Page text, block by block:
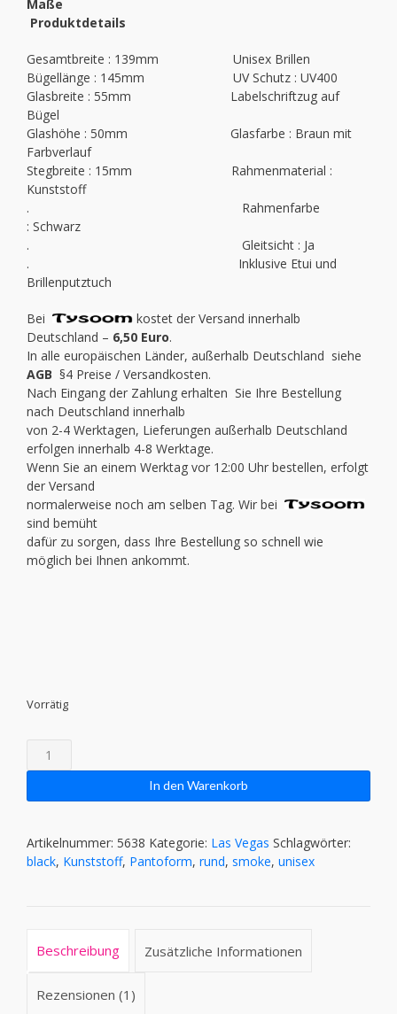
Maße
Produktdetails
Gesamtbreite : 139mm Unisex Brillen
Bügellänge : 145mm UV Schutz : UV400
Glasbreite : 55mm Labelschriftzug auf
Bügel
Glashöhe : 50mm Glasfarbe : Braun mit
Farbverlauf
Stegbreite : 15mm Rahmenmaterial :
Kunststoff
. Rahmenfarbe
: Schwarz
. Gleitsicht : Ja
. Inklusive Etui und
Brillenputztuch
Bei
kostet der Versand innerhalb
Deutschland – 6,50 Euro.
In alle europäischen Länder, außerhalb Deutschland siehe
AGB §4 Preise / Versandkosten.
Nach Eingang der Zahlung erhalten Sie Ihre Bestellung
nach Deutschland innerhalb
von 2-4 Werktagen, Lieferungen außerhalb Deutschland
erfolgen innerhalb 4-8 Werktage.
Wenn Sie an einem Werktag vor 12:00 Uhr bestellen, erfolgt
der Versand
normalerweise noch am selben Tag. Wir bei
sind bemüht
dafür zu sorgen, dass Ihre Bestellung so schnell wie
möglich bei Ihnen ankommt.
Vorrätig
#LAS
VEGAS
Menge
In den Warenkorb
Artikelnummer: 5638 Kategorie: Las Vegas Schlagwörter:
black, Kunststoff, Pantoform, rund, smoke, unisex
Beschreibung Zusätzliche Informationen
Rezensionen (1)